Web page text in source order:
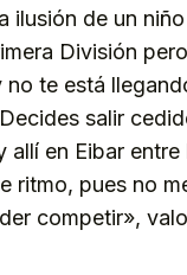
ilusión de un
División
no te está
salir
allí en Eibar
ritmo, pues no
competir»,